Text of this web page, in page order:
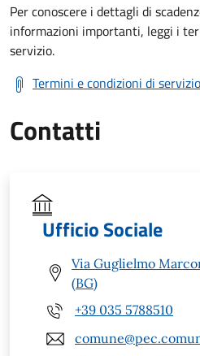
Per conoscere i dettagli di
informazioni importanti, leggi i
servizio.
Termini e condizioni di servizio
Contatti
Ufficio Sociale
Via Guglielmo
(BG)
+39 035 5788510